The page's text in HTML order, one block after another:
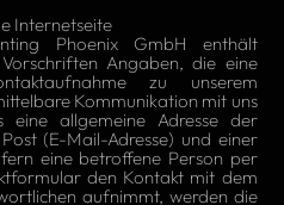
Internetseite
Phoenix GmbH enthält
Angaben, die eine
zu unserem
Kommunikation mit uns
eine allgemeine Adresse der
(E-Mail-Adresse) und einer
eine betroffene Person per
den Kontakt mit dem
aufnimmt, werden die